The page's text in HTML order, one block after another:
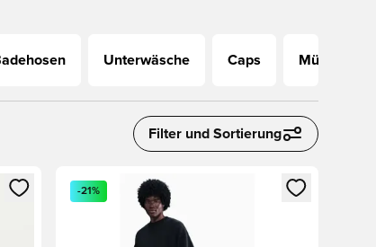
Unterwäsche Caps Mützen
Filter und Sortierung
oder Registrieren als Mitglied
Öffnet ein neues Fenster zum Anmelden oder
-21%